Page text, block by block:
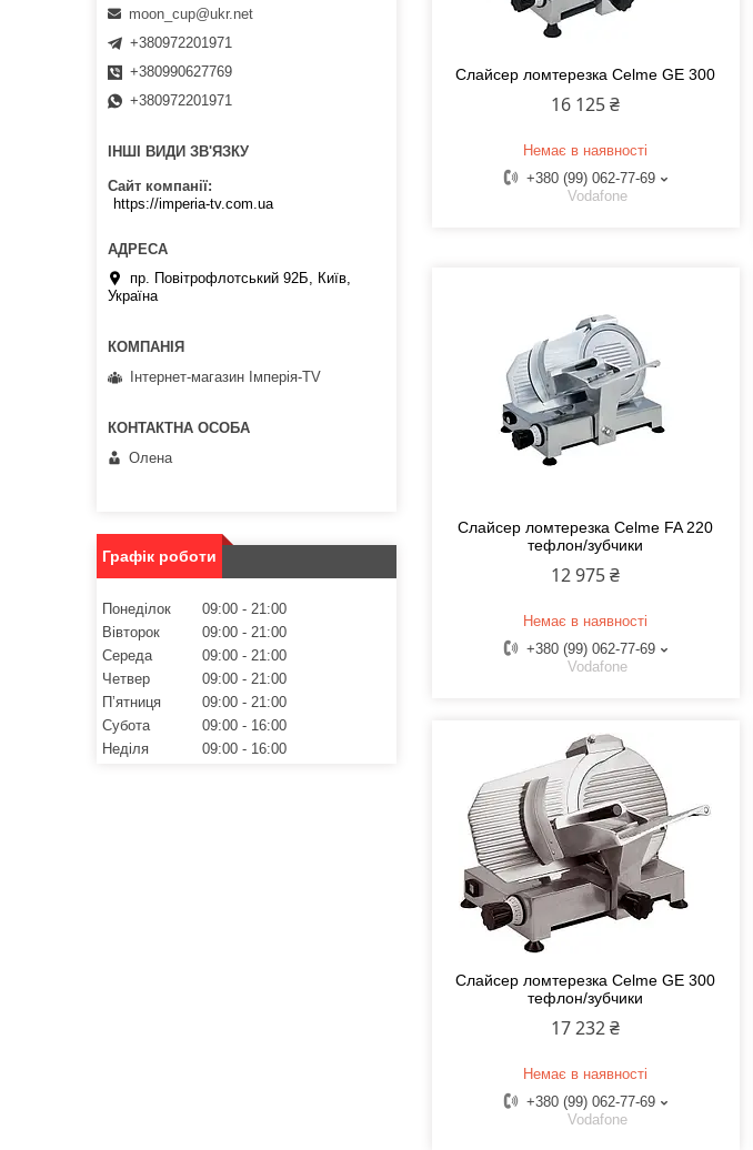
Слайсер ломтерезка Celme GE 300
16 125 ₴
Немає в наявності
+380 (99) 062-77-69
Vodafone
Слайсер ломтерезка Celme FA 220
тефлон/зубчики
12 975 ₴
Немає в наявності
+380 (99) 062-77-69
Vodafone
Слайсер ломтерезка Celme GE 300
тефлон/зубчики
17 232 ₴
Немає в наявності
+380 (99) 062-77-69
Vodafone
moon_cup@ukr.net
+380972201971
+380990627769
+380972201971
ІНШІ ВИДИ ЗВ'ЯЗКУ
Сайт компанії
https://imperia-tv.com.ua
пр. Повітрофлотський 92Б, Київ,
Україна
Інтернет-магазин Імперія-TV
Олена
Графік роботи
Понеділок 09:00
21:00
Вівторок
09:00
21:00
Середа
09:00
21:00
Четвер
09:00
21:00
Пʼятниця
09:00
21:00
Субота
09:00
16:00
Неділя
09:00 16:00